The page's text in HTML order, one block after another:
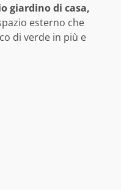
giardino di casa,
esterno che
di verde in più e